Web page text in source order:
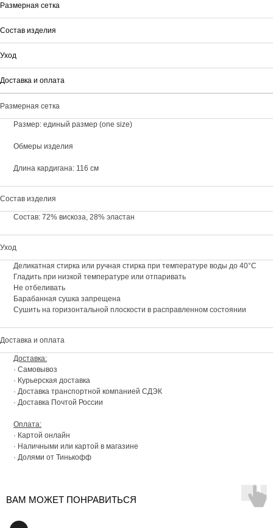
Размерная сетка
Состав изделия
Уход
Доставка и оплата
Размерная сетка
Размер: единый размер (one size)
Обмеры изделия
Длина кардигана: 116 см
Состав изделия
Состав: 72% вискоза, 28% эластан
Уход
Деликатная стирка или ручная стирка при температуре воды до 40°C
Гладить при низкой температуре или отпаривать
Не отбеливать
Барабанная сушка запрещена
Сушить на горизонтальной плоскости в расправленном состоянии
Доставка и оплата
Доставка:
· Самовывоз
· Курьерская доставка
· Доставка транспортной компанией СДЭК
· Доставка Почтой России
Оплата:
· Картой онлайн
· Наличными или картой в магазине
· Долями от Тинькофф
ВАМ МОЖЕТ ПОНРАВИТЬСЯ